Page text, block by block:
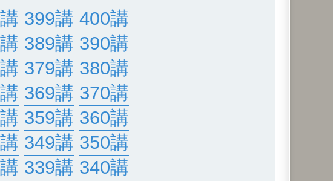
399講 400講
389講 390講
379講 380講
369講 370講
359講 360講
349講 350講
339講 340講